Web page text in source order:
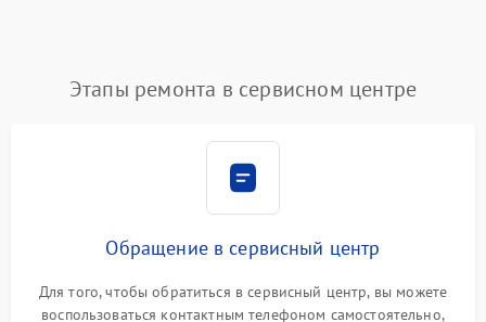
Этапы ремонта в сервисном центре
Обращение в сервисный центр
Для того, чтобы обратиться в сервисный центр, вы можете
воспользоваться контактным телефоном самостоятельно,